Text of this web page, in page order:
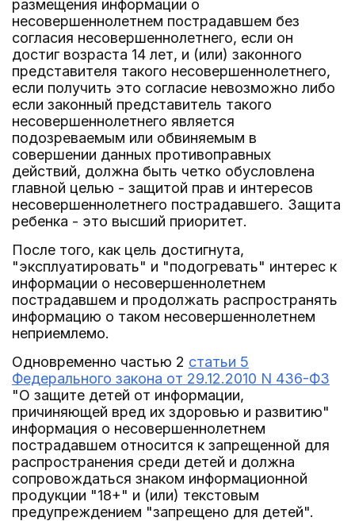
размещения информации о
несовершеннолетнем пострадавшем без
согласия несовершеннолетнего, если он
достиг возраста 14 лет, и (или) законного
представителя такого несовершеннолетнего,
если получить это согласие невозможно либо
если законный представитель такого
несовершеннолетнего является
подозреваемым или обвиняемым в
совершении данных противоправных
действий, должна быть четко обусловлена
главной целью - защитой прав и интересов
несовершеннолетнего пострадавшего. Защита
ребенка - это высший приоритет.
После того, как цель достигнута,
"эксплуатировать" и "подогревать" интерес к
информации о несовершеннолетнем
пострадавшем и продолжать распространять
информацию о таком несовершеннолетнем
неприемлемо.
Одновременно частью 2 статьи 5
Федерального закона от 29.12.2010 N 436-ФЗ
"О защите детей от информации,
причиняющей вред их здоровью и развитию"
информация о несовершеннолетнем
пострадавшем относится к запрещенной для
распространения среди детей и должна
сопровождаться знаком информационной
продукции "18+" и (или) текстовым
предупреждением "запрещено для детей".